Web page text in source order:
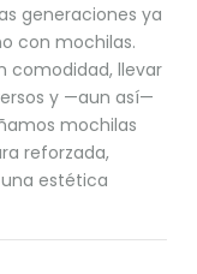
generaciones ya
con mochilas.
comodidad, llevar
y —aun así—
mochilas
reforzada,
estética